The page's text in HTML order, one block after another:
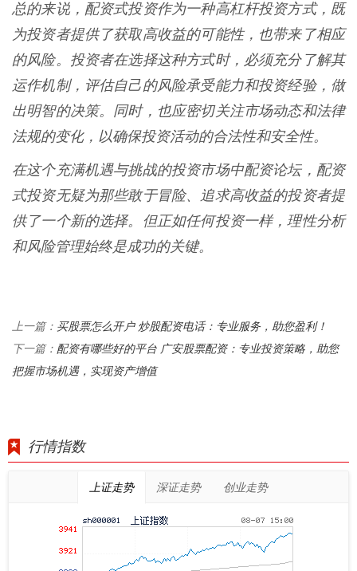
总的来说，配资式投资作为一种高杠杆投资方式，既
为投资者提供了获取高收益的可能性，也带来了相应
的风险。投资者在选择这种方式时，必须充分了解其
运作机制，评估自己的风险承受能力和投资经验，做
出明智的决策。同时，也应密切关注市场动态和法律
法规的变化，以确保投资活动的合法性和安全性。
在这个充满机遇与挑战的投资市场中配资论坛，配资
式投资无疑为那些敢于冒险、追求高收益的投资者提
供了一个新的选择。但正如任何投资一样，理性分析
和风险管理始终是成功的关键。
上一篇： 买股票怎么开户 炒股配资电话：专业服务，助您盈利！
下一篇： 配资有哪些好的平台 广安股票配资：专业投资策略，助您
把握市场机遇，实现资产增值
行情指数
上证走势 深证走势 创业走势